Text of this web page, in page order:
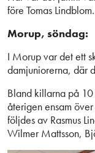
före Tomas Lindblom.
Morup, söndag:
I Morup var det ett
damjuniorerna, där
Bland killarna på 10
återigen ensam
följdes av Rasmus
Wilmer Mattsson,